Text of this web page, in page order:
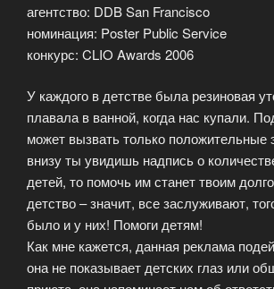
агентство: DDB San Francisco
номинация: Poster Public Service
конкурс: CLIO Awards 2006
У каждого в детстве была резиновая
плавала в ванной, когда нас купали.
может вызвать только положительные
внизу ты увидишь надпись о
детей, то помочь им станет твоим
детство – значит, все заслуживают,
было и у них! Помоги детям!
Как мне кажется, данная реклама
она не показывает детских глаз или